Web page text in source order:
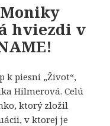
hviezdi v
k piesni „Život“,
Hilmerová. Celú
ktorý zložil
v ktorej je